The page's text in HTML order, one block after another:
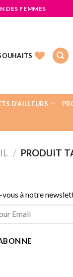
DES FEMMES
D’AILLEURS
/ PRODUIT
à notre